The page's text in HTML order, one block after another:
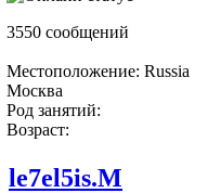
3550 сообщений
Местоположение: Russia
Москва
Род занятий:
Возраст:
le7el5is.M